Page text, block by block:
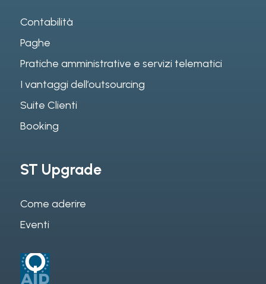
Contabilità
Paghe
Pratiche amministrative e servizi telematici
I vantaggi dell’outsourcing
Suite Clienti
Booking
ST Upgrade
Come aderire
Eventi